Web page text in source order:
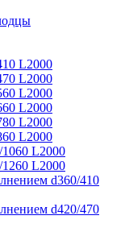
L2000
L2000
L2000
L2000
L2000
L2000
L2000
L2000
d360/410
d420/470